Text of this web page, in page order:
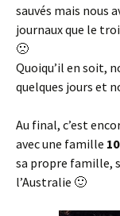
sauvés mais nous
journaux que le
🙁
Quoiqu’il en soit,
quelques jours et
Au final, c’est
avec une famille
sa propre famille,
l’Australie 🙂